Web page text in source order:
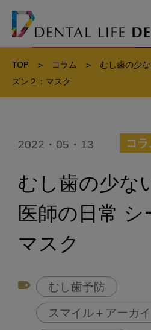
TOP > コラム >
むし歯の少
ズン２：マスク
2022・05・13 コ
むし歯の少な
医師の日常 シ
マスク
むし歯予防
スマイル＋アーカ